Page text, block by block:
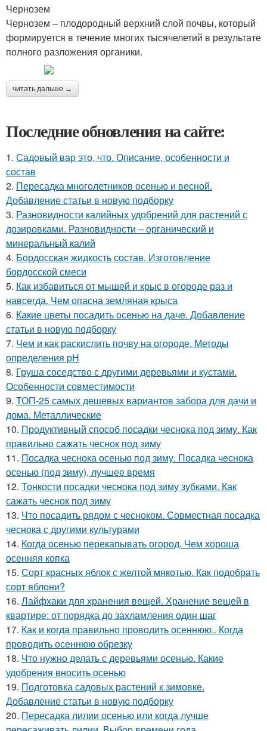
Чернозем
Чернозем – плодородный верхний слой почвы, который
формируется в течение многих тысячелетий в результате
полного разложения органики.
читать дальше →
Последние обновления на сайте:
1. Садовый вар это, что. Описание, особенности и
состав
2. Пересадка многолетников осенью и весной.
Добавление статьи в новую подборку
3. Разновидности калийных удобрений для растений с
дозировками. Разновидности – органический и
минеральный калий
4. Бордосская жидкость состав. Изготовление
бордосской смеси
5. Как избавиться от мышей и крыс в огороде раз и
навсегда. Чем опасна земляная крыса
6. Какие цветы посадить осенью на даче. Добавление
статьи в новую подборку
7. Чем и как раскислить почву на огороде. Методы
определения рН
8. Груша соседство с другими деревьями и кустами.
Особенности совместимости
9. ТОП-25 самых дешевых вариантов забора для дачи и
дома. Металлические
10. Продуктивный способ посадки чеснока под зиму. Как
правильно сажать чеснок под зиму
11. Посадка чеснока осенью под зиму. Посадка чеснока
осенью (под зиму), лучшее время
12. Тонкости посадки чеснока под зиму зубками. Как
сажать чеснок под зиму
13. Что посадить рядом с чесноком. Совместная посадка
чеснока с другими культурами
14. Когда осенью перекапывать огород. Чем хороша
осенняя копка
15. Сорт красных яблок с желтой мякотью. Как подобрать
сорт яблони?
16. Лайфхаки для хранения вещей. Хранение вещей в
квартире: от порядка до захламления один шаг
17. Как и когда правильно проводить осеннюю.. Когда
проводить осеннюю обрезку
18. Что нужно делать с деревьями осенью. Какие
удобрения вносить осенью
19. Подготовка садовых растений к зимовке.
Добавление статьи в новую подборку
20. Пересадка лилии осенью или когда лучше